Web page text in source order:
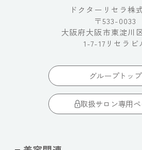
ドクターリセラ株
〒533-0033
大阪府大阪市東淀川
1-7-17リセラビ
グループトップ
取扱サロン専用